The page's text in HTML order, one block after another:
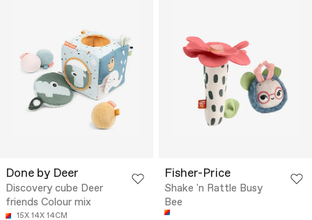
Done by Deer
Discovery cube Deer
friends Colour mix
15X 14X 14CM
Fisher-Price
Shake 'n Rattle Busy
Bee